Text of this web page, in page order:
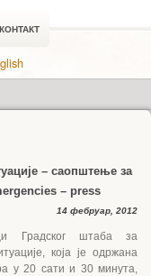
КОНТАКТ
– саопштење за
– press
14 фебруар, 2012
Градског штаба за
која је одржана
у 20 сати и 30 минута,